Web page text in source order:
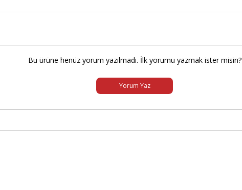
Bu ürüne henüz yorum yazılmadı. İlk yorumu yazmak ister misin?
Yorum Yaz